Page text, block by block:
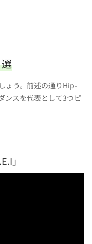
ょう。前述の通りHip-
ンスを代表として3つピ
」